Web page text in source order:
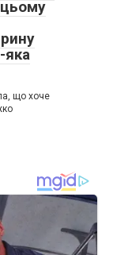
яка
що хоче